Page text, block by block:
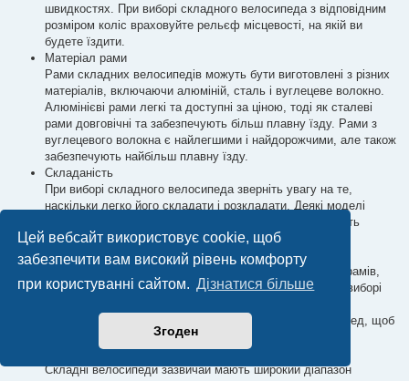
Цей вебсайт використовує cookie, щоб
забезпечити вам високий рівень комфорту
при користуванні сайтом. Дізнатися більше
Згоден
швидкостях. При виборі складного велосипеда з відповідним
розміром коліс враховуйте рельєф місцевості, на якій ви
будете їздити.
Матеріал рами
Рами складних велосипедів можуть бути виготовлені з різних
матеріалів, включаючи алюміній, сталь і вуглецеве волокно.
Алюмінієві рами легкі та доступні за ціною, тоді як сталеві
рами довговічні та забезпечують більш плавну їзду. Рами з
вуглецевого волокна є найлегшими і найдорожчими, але також
забезпечують найбільш плавну їзду.
Складаність
При виборі складного велосипеда зверніть увагу на те,
наскільки легко його складати і розкладати. Деякі моделі
можна скласти за лічені секунди, тоді як інші вимагають
більше часу і зусиль для розкладання.
Вага
Складні велосипеди можуть важити від 15 до 40 кілограмів,
залежно від типу велосипеда та матеріалу рами. При виборі
враховуйте, скільки вам потрібно буде носити велосипед, щоб
він був зручним для вас.
Перемикання передач
Складні велосипеди зазвичай мають широкий діапазон